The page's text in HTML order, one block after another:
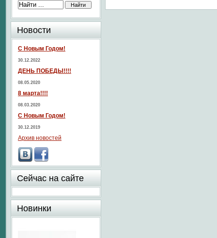
Новости
С Новым Годом!
30.12.2022
ДЕНЬ ПОБЕДЫ!!!!
08.05.2020
8 марта!!!!
08.03.2020
С Новым Годом!
30.12.2019
Архив новостей
Сейчас на сайте
Новинки